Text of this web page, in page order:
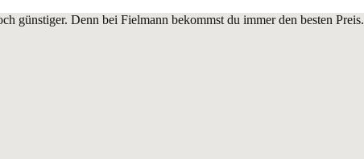
günstiger. Denn bei Fielmann bekommst du immer den besten Preis.